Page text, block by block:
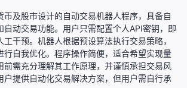
币及股市设计的自动交易机器人程序，具备自
自动交易功能。用户只需配置个人API密钥，即
干预。机器人根据预设算法执行交易策略，
行自我优化。程序操作简便，适合希望实现量
前需充分理解其工作原理，并谨慎承担交易风
户提供自动化交易解决方案，但用户需自行承